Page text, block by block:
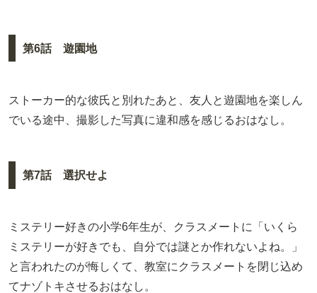
第6話 遊園地
ストーカー的な彼氏と別れたあと、友人と遊園地を楽しん
でいる途中、撮影した写真に違和感を感じるおはなし。
第7話 選択せよ
ミステリー好きの小学6年生が、クラスメートに「いくら
ミステリーが好きでも、自分では謎とか作れないよね。」
と言われたのが悔しくて、教室にクラスメートを閉じ込め
てナゾトキさせるおはなし。